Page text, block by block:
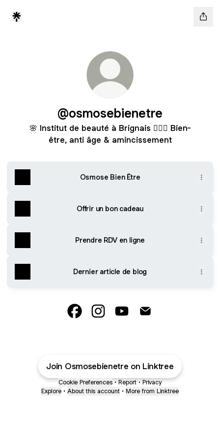
@osmosebienetre
🌸 Institut de beauté à Brignais 💆🏻‍♀️ Bien-
être, anti âge & amincissement
Osmose Bien Être
Offrir un bon cadeau
Prendre RDV en ligne
Dernier article de blog
Join Osmosebienetre on Linktree
Cookie Preferences • Report • Privacy
Explore • About this account • More from Linktree